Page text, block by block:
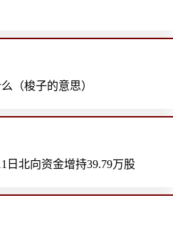
（梭子的意思）
日北向资金增持39.79万股